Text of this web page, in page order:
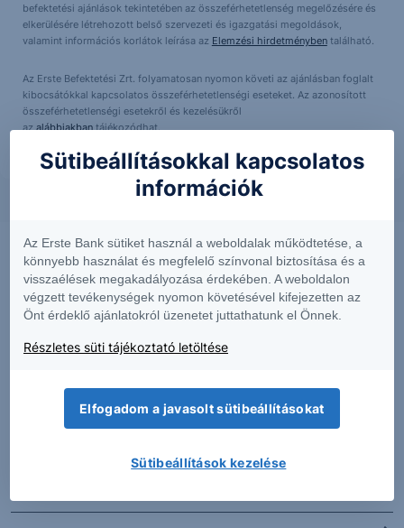
befektetési ajánlások tekintetében az összeférhetetlenség megelőzésére és
elkerülésére létrehozott belső szervezeti és igazgatási megoldások,
valamint információs korlátok leírása az Elemzési hirdetménybentalálható.
Az Erste Befektetési Zrt. folyamatosan nyomon követi az ajánlásban foglalt
kibocsátókkal kapcsolatos összeférhetetlenségi eseteket. Az azonosított
összeférhetetlenségi esetekről és kezelésükről
azalábbiakbantájékozódhat.
Erős lett a MOL második negyedéve
PIACI HÍREK
Sütibeállításokkal kapcsolatos
információk
Az Erste Bank sütiket használ a weboldalak működtetése, a
könnyebb használat és megfelelő színvonal biztosítása és a
visszaélések megakadályozása érdekében. A weboldalon
végzett tevékenységek nyomon követésével kifejezetten az
Önt érdeklő ajánlatokról üzenetet juttathatunk el Önnek.
Részletes süti tájékoztató letöltése
Elfogadom a javasolt sütibeállításokat
Sütibeállítások kezelése